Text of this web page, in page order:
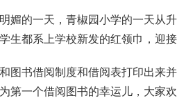
媚的一天，青椒园小学的一天从
生都系上学校新发的红领巾，迎
图书借阅制度和借阅表打印出来
第一个借阅图书的幸运儿，大家